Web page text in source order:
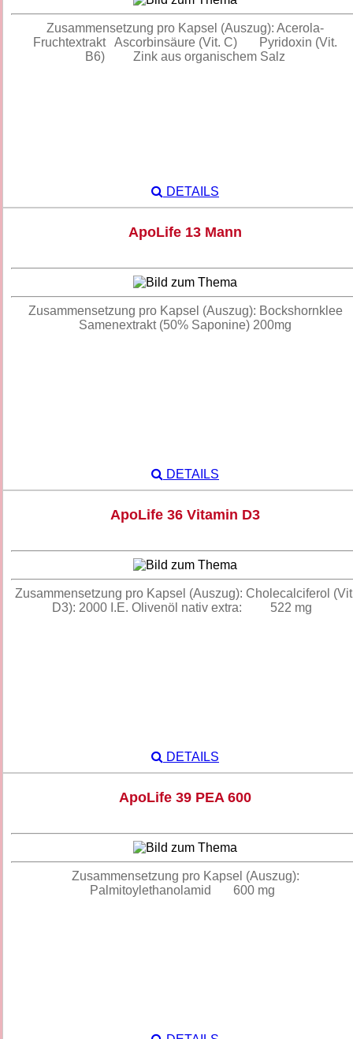
Zusammensetzung pro Kapsel (Auszug): Acerola-
Fruchtextrakt Ascorbinsäure (Vit. C) Pyridoxin (Vit.
B6) Zink aus organischem Salz
DETAILS
ApoLife 13 Mann
Zusammensetzung pro Kapsel (Auszug): Bockshornklee
Samenextrakt (50% Saponine) 200mg
DETAILS
ApoLife 36 Vitamin D3
Zusammensetzung pro Kapsel (Auszug): Cholecalciferol
D3): 2000 I.E. Olivenöl nativ extra: 522 mg
DETAILS
ApoLife 39 PEA 600
Zusammensetzung pro Kapsel (Auszug):
Palmitoylethanolamid 600 mg